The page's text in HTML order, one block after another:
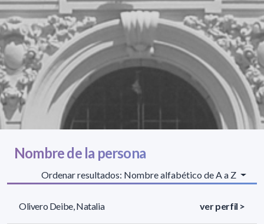
Nombre de la persona
Ordenar resultados: Nombre alfabético de A a Z
Olivero Deibe, Natalia ver perfil >